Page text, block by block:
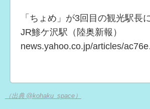
「ちょめ」が3回目の観光駅長
JR鯵ケ沢駅（陸奥新報）
news.yahoo.co.jp/articles/
（出典 @kohaku_space）